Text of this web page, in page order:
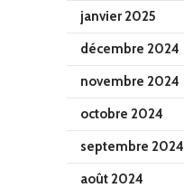
janvier 2025
décembre 2024
novembre 2024
octobre 2024
septembre 2024
août 2024